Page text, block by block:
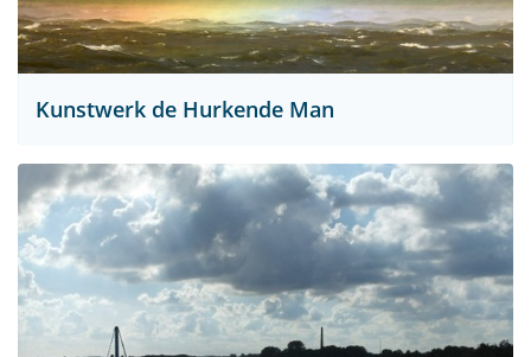
Kunstwerk de Hurkende Man